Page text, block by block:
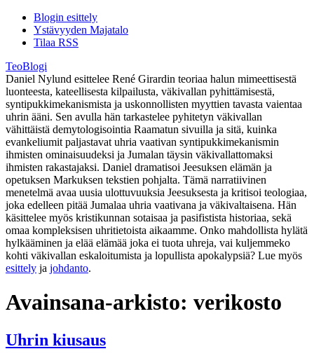
Blogin esittely
Ystävyyden Majatalo
Tilaa RSS
TeoBlogi
Daniel Nylund esittelee René Girardin teoriaa halun mimeettisestä
luonteesta, kateellisesta kilpailusta, väkivallan pyhittämisestä,
syntipukkimekanismista ja uskonnollisten myyttien tavasta vaientaa
uhrin ääni. Sen avulla hän tarkastelee pyhitetyn väkivallan
vähittäistä demytologisointia Raamatun sivuilla ja sitä, kuinka
evankeliumit paljastavat uhria vaativan syntipukkimekanismin
ihmisten ominaisuudeksi ja Jumalan täysin väkivallattomaksi
ihmisten rakastajaksi. Daniel dramatisoi Jeesuksen elämän ja
opetuksen Markuksen tekstien pohjalta. Tämä narratiivinen
menetelmä avaa uusia ulottuvuuksia Jeesuksesta ja kritisoi teologiaa,
joka edelleen pitää Jumalaa uhria vaativana ja väkivaltaisena. Hän
käsittelee myös kristikunnan sotaisaa ja pasifistista historiaa, sekä
omaa kompleksisen uhritietoista aikaamme. Onko mahdollista hylätä
hylkääminen ja elää elämää joka ei tuota uhreja, vai kuljemmeko
kohti väkivallan eskaloitumista ja lopullista apokalypsiä? Lue myös
esittely ja johdanto.
Avainsana-arkisto: verikosto
Uhrin kiusaus